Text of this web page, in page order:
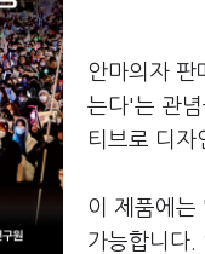
안마의자 판
는다'는 관
티브로 디자
이 제품에는
가능합니다.